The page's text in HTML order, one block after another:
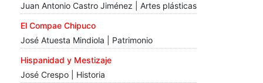
Juan Antonio Castro Jiménez | Artes plásticas
El Compae Chipuco
José Atuesta Mindiola | Patrimonio
Hispanidad y Mestizaje
José Crespo | Historia